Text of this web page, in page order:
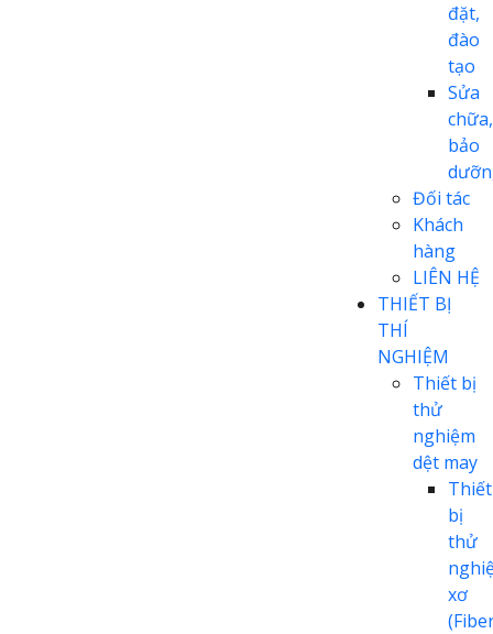
đặt,
đào
tạo
Sửa
chữa,
bảo
Đối tác
Khách
hàng
LIÊN HỆ
THIẾT BỊ
THÍ
NGHIỆM
Thiết bị
thử
nghiệm
dệt may
Thiết
bị
thử
xơ